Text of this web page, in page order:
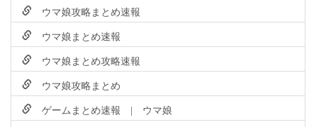
ウマ娘攻略まとめ速報
ウマ娘まとめ速報
ウマ娘まとめ攻略速報
ウマ娘攻略まとめ
ゲームまとめ速報 | ウマ娘